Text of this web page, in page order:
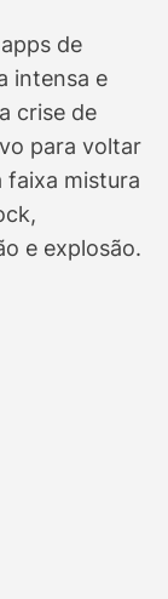
de
intensa e
crise de
para voltar
faixa mistura
e explosão.